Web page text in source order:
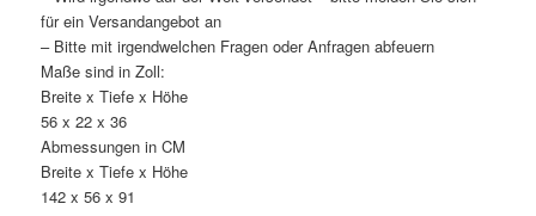
für ein Versandangebot an
– Bitte mit irgendwelchen Fragen oder Anfragen abfeuern
Maße sind in Zoll:
Breite x Tiefe x Höhe
56 x 22 x 36
Abmessungen in CM
Breite x Tiefe x Höhe
142 x 56 x 91